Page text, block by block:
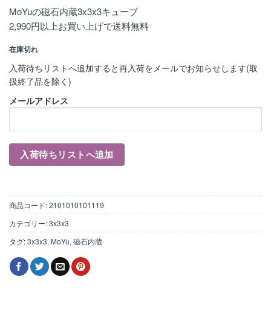
5点
MoYuの磁石内蔵3x3x3キューブ
2,990円以上お買い上げで送料無料
在庫切れ
入荷待ちリストへ追加すると再入荷をメールでお知らせします(取
扱終了品を除く)
メールアドレス
商品コード:2101010101119
カテゴリー:3x3x3
タグ:3x3x3, MoYu, 磁石内蔵